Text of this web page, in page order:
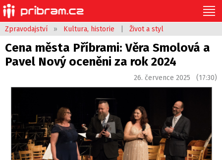
Zpravodajství » Kultura, historie Život a styl
Cena města Příbrami: Věra Smolová a
Pavel Nový oceněni za rok 2024
26. července 2025 (17:30)